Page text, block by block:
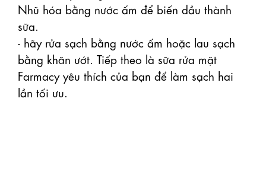
Nhũ hóa bằng nước ấm để biến dầu thành
sữa.
- hãy rửa sạch bằng nước ấm hoặc lau sạch
bằng khăn ướt. Tiếp theo là sữa rửa mặt
Farmacy yêu thích của bạn để làm sạch hai
lần tối ưu.